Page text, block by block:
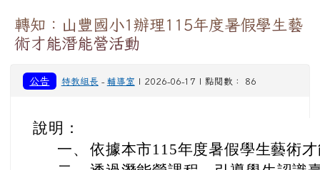
轉知：山豐國小1辦理115年度暑假學生藝
術才能潛能營活動
公告 特教組長 - 輔導室 | 2026-06-17 | 點閱數： 86
說明：
一、 依據本市115年度暑假學生藝術